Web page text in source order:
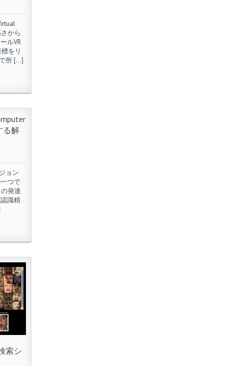
から
ルVR
をリ
所 […]
る解
ョン
つで
発達
識精
索シ